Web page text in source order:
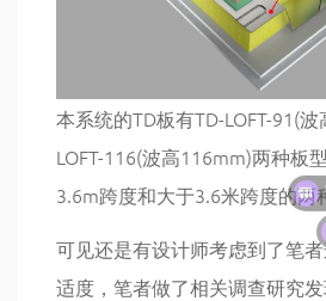
本系统的TD板有TD-LOFT-91(
LOFT-116(波高116mm)两种板
3.6m跨度和大于3.6米跨度的两
可见还是有设计师考虑到了笔
适度，笔者做了相关调查研究